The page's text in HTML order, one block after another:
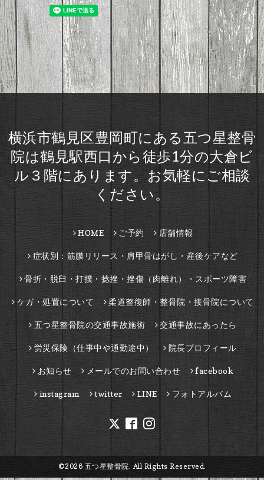
横浜市鶴見区豊岡町にある五つ星整骨
院は鶴見駅西口から徒歩1分の大倉ビ
ル３階にあります。お気軽にご相談
ください。
HOME ご予約 店舗情報
症状別：筋膜リリース・肩甲骨はがし・産後ケアなど
骨折・脱臼・打撲・捻挫・挫傷（肉離れ）・スポーツ障害
ケガ・処置について 柔道整復師・整骨院・接骨院について
五つ星整骨院の交通事故施術 交通事故にあったら
労災保険（仕事中や通勤途中） 院長プロフィール
お知らせ メールでのお問い合わせ facebook
instagram twitter LINE フォトアルバム
©2026 五つ星整骨院. All Rights Reserved.